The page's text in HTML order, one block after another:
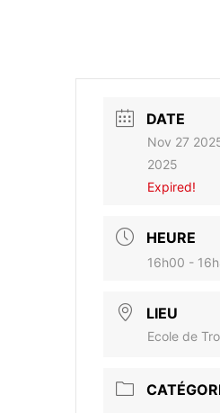
DATE
Nov 27
2025
Expired!
HEURE
16h00 -
LIEU
Ecole de